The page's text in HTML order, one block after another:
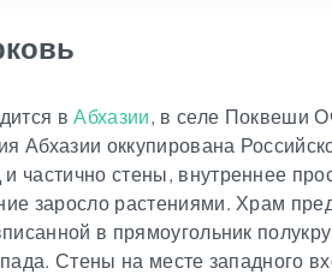
вАбхазии, в селе Поквеши
Абхазии оккупирована
частично стены, внутреннее
заросло растениями. Храм
в прямоугольник
Стены на месте западного